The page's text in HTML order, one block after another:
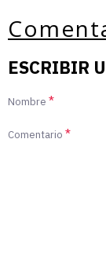
ESCRIBIR
Nombre
Comentario